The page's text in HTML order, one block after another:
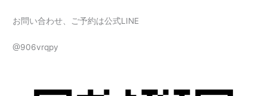
お問い合わせ、ご予約は公式LINE
@906vrqpy